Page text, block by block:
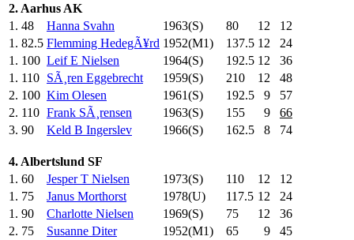
2. Aarhus AK
1. 48 Hanna Svahn 1963(S) 80 12
12
1. 82.5 Flemming HedegÃ¥rd 1952(M1) 137.5 12
24
1. 100 Leif E Nielsen 1964(S) 192.5 12
36
1. 110 SÃ¸ren Eggebrecht 1959(S) 210 12
48
2. 100 Kim Olesen 1961(S) 192.5 9
57
2. 110 Frank SÃ¸rensen 1963(S) 155 9
66
3. 90 Keld B Ingerslev 1966(S) 162.5 8 74
4. Albertslund SF
1. 60 Jesper T Nielsen 1973(S) 110 12
12
1. 75 Janus Morthorst 1978(U) 117.5 12
24
1. 90 Charlotte Nielsen 1969(S) 75 12
36
2. 75 Susanne Diter 1952(M1) 65 9
45